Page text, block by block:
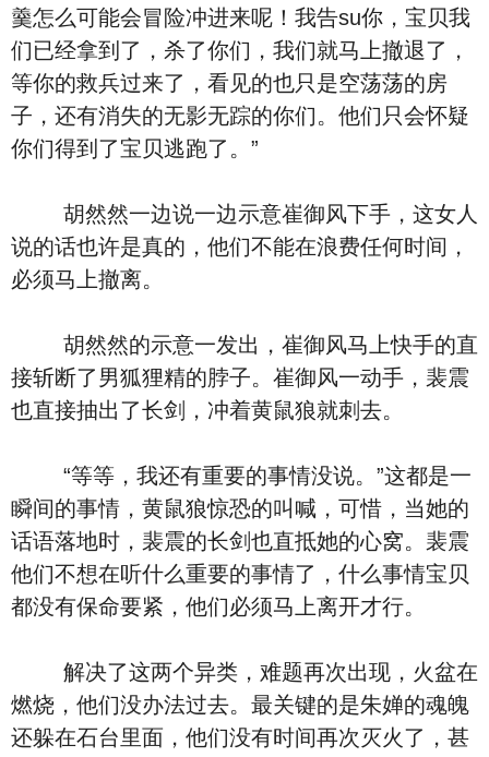
羹怎么可能会冒险冲进来呢！我告su你，宝贝我
们已经拿到了，杀了你们，我们就马上撤退了，
等你的救兵过来了，看见的也只是空荡荡的房
子，还有消失的无影无踪的你们。他们只会怀疑
你们得到了宝贝逃跑了。”
胡然然一边说一边示意崔御风下手，这女人
说的话也许是真的，他们不能在浪费任何时间，
必须马上撤离。
胡然然的示意一发出，崔御风马上快手的直
接斩断了男狐狸精的脖子。崔御风一动手，裴震
也直接抽出了长剑，冲着黄鼠狼就刺去。
“等等，我还有重要的事情没说。”这都是一
瞬间的事情，黄鼠狼惊恐的叫喊，可惜，当她的
话语落地时，裴震的长剑也直抵她的心窝。裴震
他们不想在听什么重要的事情了，什么事情宝贝
都没有保命要紧，他们必须马上离开才行。
解决了这两个异类，难题再次出现，火盆在
燃烧，他们没办法过去。最关键的是朱婵的魂魄
还躲在石台里面，他们没有时间再次灭火了，甚